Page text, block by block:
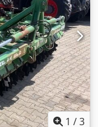
1 /3